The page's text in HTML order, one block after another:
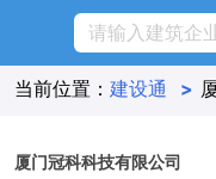
当前位置： 建设通 >
厦门冠科科技有限公司